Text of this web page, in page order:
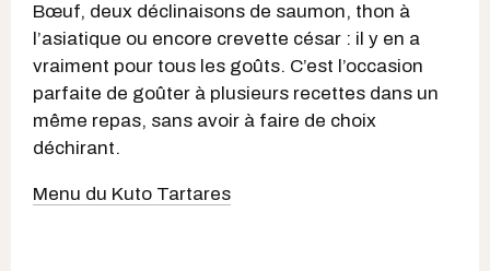
Bœuf, deux déclinaisons de saumon, thon à
l’asiatique ou encore crevette césar : il y en a
vraiment pour tous les goûts. C’est l’occasion
parfaite de goûter à plusieurs recettes dans un
même repas, sans avoir à faire de choix
déchirant.
Menu du Kuto Tartares